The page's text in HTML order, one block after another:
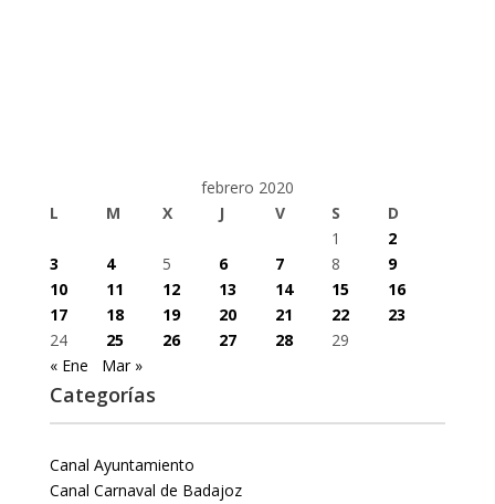
febrero 2020
L
M X J V S
D
1
2
3
4 5 6 7 8
9
10
11 12 13 14 15
16
17
18 19 20 21 22
23
24
25 26 27 28
29
« Ene
Mar »
Categorías
Canal Ayuntamiento
Canal Carnaval de Badajoz